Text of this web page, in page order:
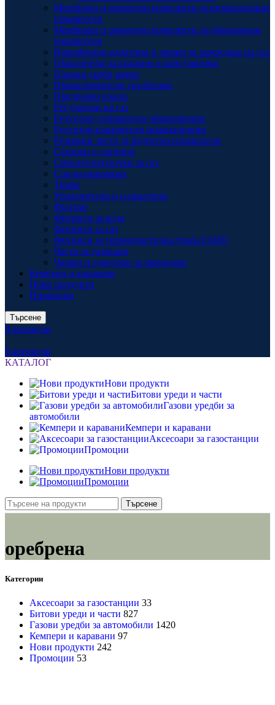
Мембрани и ремонтни комплекти за инжекционни
изпарители
Мембрани и ремонтни комплекти за обикновени
изпарители
Накрайници,адаптори и чашки за зареждане на газ
Омаслители за клапани и консумативи
Планки,скоби,шини
Превключватели газ-бензин
Предпазни клапи
Регулатори на газ
Редуктор- изпарители обикновенни
Редуктор-изпарители инжекционни
Резервни части за редуктор-изпарители
Сензори и датчици
Смесители/плочки за газ
Сонди-нивомери
Тръби
Уплътнители и о-пръстени
Филтри
Фитинги за вода
Фитинги за газ
Фитинги за термопластична тръба FARO
Части за газокари
Чашки и адаптори за зареждане
Кемпери и каравани
Нови продукти
Промоции
Търсене
0 артикули
0 артикули
КАТАЛОГ
Нови продукти
Битови уреди и части
Газови уредби за
автомобили
Кемпери и каравани
Аксесоари за газостанции
Промоции
Нови продукти
Промоции
Търсене
оребрена
Категории
Аксесоари за газостанции 33
Битови уреди и части 827
Газови уредби за автомобили 1420
Кемпери и каравани 97
Нови продукти 242
Промоции 53